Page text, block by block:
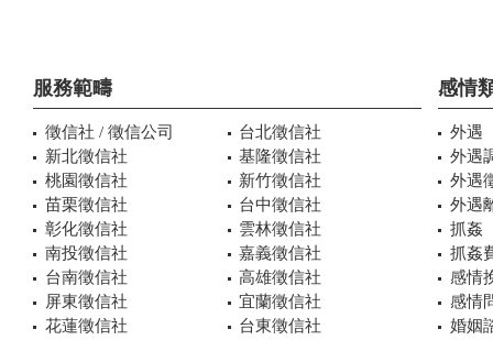
服務範疇
徵信社 / 徵信公司
台北徵信社
新北徵信社
基隆徵信社
桃園徵信社
新竹徵信社
苗栗徵信社
台中徵信社
彰化徵信社
雲林徵信社
南投徵信社
嘉義徵信社
台南徵信社
高雄徵信社
屏東徵信社
宜蘭徵信社
花蓮徵信社
台東徵信社
感情
外遇
外遇
外遇
外遇
抓姦
抓姦
感情
感情
婚姻